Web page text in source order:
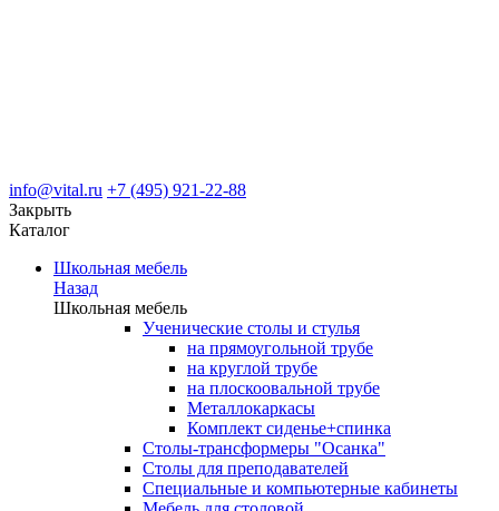
info@vital.ru +7 (495) 921-22-88
Закрыть
Каталог
Школьная мебель
Назад
Школьная мебель
Ученические столы и стулья
на прямоугольной трубе
на круглой трубе
на плоскоовальной трубе
Металлокаркасы
Комплект сиденье+спинка
Столы-трансформеры "Осанка"
Столы для преподавателей
Специальные и компьютерные кабинеты